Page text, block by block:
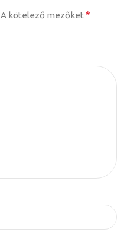
A kötelező mezőket*